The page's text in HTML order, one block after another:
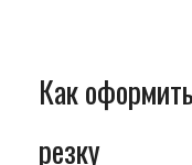
Как
резку